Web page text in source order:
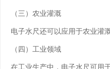
（三）农业灌溉
电子水尺还可以应用于农业灌
（四）工业领域
在工业生产中，电子水尺可用